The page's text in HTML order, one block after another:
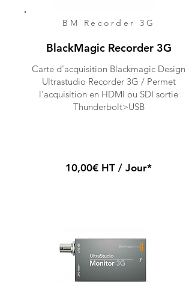
BM Recorder 3G
BlackMagic Recorder 3G
Carte d'acquisition Blackmagic Design
Ultrastudio Recorder 3G / Permet
l'acquisition en HDMI ou SDI sortie
Thunderbolt>USB
10,00€ HT / Jour*